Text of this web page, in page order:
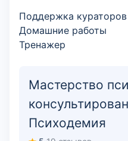
Поддержка кураторов
Домашние работы
Тренажер
Мастерство
Психодемия